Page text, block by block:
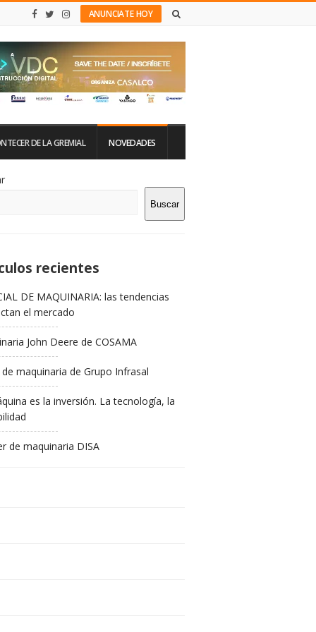
ANUNCIATE HOY
DE LA GREMIAL NOVEDADES
Buscar
recientes
DE MAQUINARIA: las tendencias
el mercado
John Deere de COSAMA
maquinaria de Grupo Infrasal
es la inversión. La tecnología, la
de maquinaria DISA